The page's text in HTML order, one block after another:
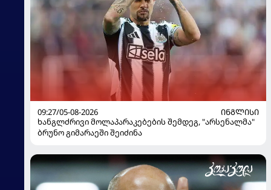
09:27/05-08-2026
ᲘᲜᲒᲚᲘᲡᲘ
ხანგლძრივი მოლაპარაკებების შემდეგ, "არსენალმა"
ბრუნო გიმარაეში შეიძინა